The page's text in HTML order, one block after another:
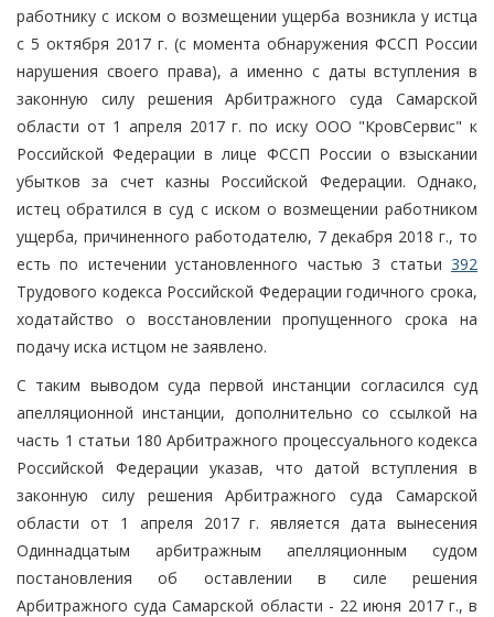
работнику с иском о возмещении ущерба возникла у истца
с 5 октября 2017 г. (с момента обнаружения ФССП России
нарушения своего права), а именно с даты вступления в
законную силу решения Арбитражного суда Самарской
области от 1 апреля 2017 г. по иску ООО "КровСервис" к
Российской Федерации в лице ФССП России о взыскании
убытков за счет казны Российской Федерации. Однако,
истец обратился в суд с иском о возмещении работником
ущерба, причиненного работодателю, 7 декабря 2018 г., то
есть по истечении установленного частью 3 статьи 392
Трудового кодекса Российской Федерации годичного срока,
ходатайство о восстановлении пропущенного срока на
подачу иска истцом не заявлено.
С таким выводом суда первой инстанции согласился суд
апелляционной инстанции, дополнительно со ссылкой на
часть 1 статьи 180 Арбитражного процессуального кодекса
Российской Федерации указав, что датой вступления в
законную силу решения Арбитражного суда Самарской
области от 1 апреля 2017 г. является дата вынесения
Одиннадцатым арбитражным апелляционным судом
постановления об оставлении в силе решения
Арбитражного суда Самарской области - 22 июня 2017 г., в